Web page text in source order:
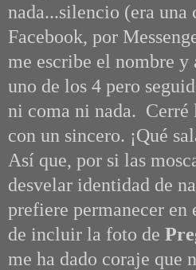
nada...silencio (era una
Facebook, por
me escribe el nombre y
uno de los 4 pero
ni coma ni nada. Cerré
con un sincero. ¡Qué
Así que, por si las
desvelar identidad de
prefiere permanecer
de incluir la foto de
me ha dado coraje que